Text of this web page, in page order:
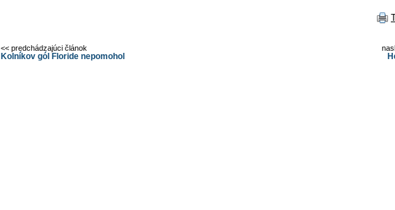
<< predchádzajúci článok
Kolníkov gól Floride nepomohol